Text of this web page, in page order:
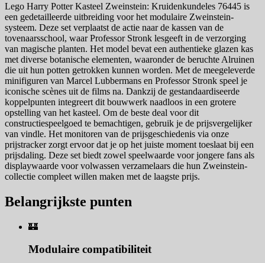
Lego Harry Potter Kasteel Zweinstein: Kruidenkundeles 76445 is
een gedetailleerde uitbreiding voor het modulaire Zweinstein-
systeem. Deze set verplaatst de actie naar de kassen van de
tovenaarsschool, waar Professor Stronk lesgeeft in de verzorging
van magische planten. Het model bevat een authentieke glazen kas
met diverse botanische elementen, waaronder de beruchte Alruinen
die uit hun potten getrokken kunnen worden. Met de meegeleverde
minifiguren van Marcel Lubbermans en Professor Stronk speel je
iconische scènes uit de films na. Dankzij de gestandaardiseerde
koppelpunten integreert dit bouwwerk naadloos in een grotere
opstelling van het kasteel. Om de beste deal voor dit
constructiespeelgoed te bemachtigen, gebruik je de prijsvergelijker
van vindle. Het monitoren van de prijsgeschiedenis via onze
prijstracker zorgt ervoor dat je op het juiste moment toeslaat bij een
prijsdaling. Deze set biedt zowel speelwaarde voor jongere fans als
displaywaarde voor volwassen verzamelaars die hun Zweinstein-
collectie compleet willen maken met de laagste prijs.
Belangrijkste punten
🏰
Modulaire compatibiliteit